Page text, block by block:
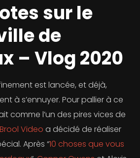
sur le
de
– Vlog 2020
est lancée, et déjà,
à s’ennuyer. Pour pallier à ce
comme l’un des pires vices de
Brool Video a décidé de réaliser
Après “10 choses que vous